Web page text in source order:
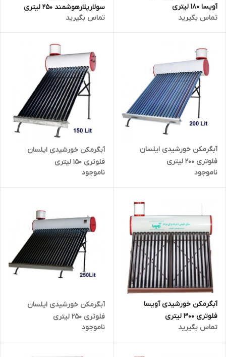
آویسا 180 لیتری
تماس بگیرید
سولارپلارهوشمند 250 لیتری
تماس بگیرید
آبگرمکن خورشیدی ایلسان
فلوتری 200 لیتری
ناموجود
آبگرمکن خورشیدی ایلسان
فلوتری 150 لیتری
ناموجود
آبگرمکن خورشیدی آویسا
فلوتری 300 لیتری
تماس بگیرید
آبگرمکن خورشیدی ایلسان
فلوتری 250 لیتری
ناموجود